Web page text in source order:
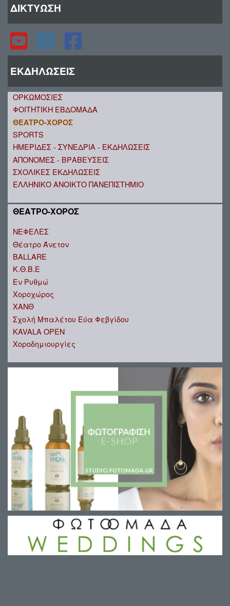
ΔΙΚΤΥΩΣΗ
ΕΚΔΗΛΩΣΕΙΣ
ΟΡΚΩΜΟΣΙΕΣ
ΦΟΙΤΗΤΙΚΗ ΕΒΔΟΜΑΔΑ
ΘΕΑΤΡΟ-ΧΟΡΟΣ
SPORTS
ΗΜΕΡΙΔΕΣ - ΣΥΝΕΔΡΙΑ - ΕΚΔΗΛΩΣΕΙΣ
ΑΠΟΝΟΜΕΣ - ΒΡΑΒΕΥΣΕΙΣ
ΣΧΟΛΙΚΕΣ ΕΚΔΗΛΩΣΕΙΣ
ΕΛΛΗΝΙΚΟ ΑΝΟΙΚΤΟ ΠΑΝΕΠΙΣΤΗΜΙΟ
ΘΕΑΤΡΟ-ΧΟΡΟΣ
ΝΕΦΕΛΕΣ
Θέατρο Άνετον
BALLARE
Κ.Θ.Β.Ε
Εν Ρυθμώ
Χοροχώρος
ΧΑΝΘ
Σχολή Μπαλέτου Εύα Φεβγίδου
KAVALA OPEN
Χοροδημιουργίες